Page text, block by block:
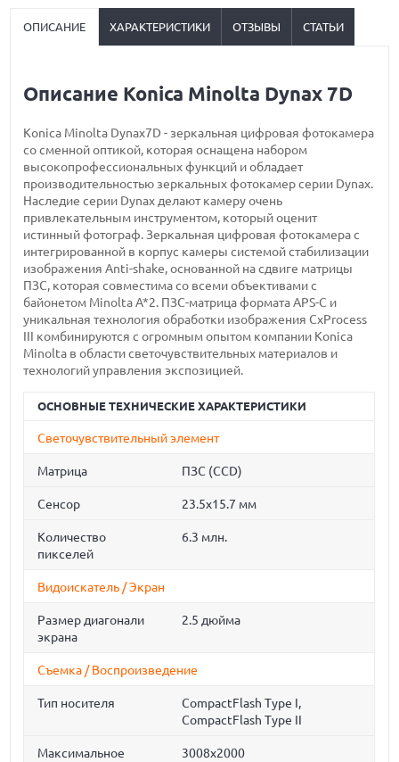
ОПИСАНИЕ ХАРАКТЕРИСТИКИ ОТЗЫВЫ СТАТЬИ
Описание Konica Minolta Dynax 7D
Konica Minolta Dynax7D - зеркальная цифровая фотокамера
со сменной оптикой, которая оснащена набором
высокопрофессиональных функций и обладает
производительностью зеркальных фотокамер серии Dynax.
Наследие серии Dynax делают камеру очень
привлекательным инструментом, который оценит
истинный фотограф. Зеркальная цифровая фотокамера с
интегрированной в корпус камеры системой стабилизации
изображения Anti-shake, основанной на сдвиге матрицы
ПЗС, которая совместима со всеми объективами с
байонетом Minolta A*2. ПЗС-матрица формата APS-C и
уникальная технология обработки изображения CxProcess
III комбинируются с огромным опытом компании Konica
Minolta в области светочувствительных материалов и
технологий управления экспозицией.
ОСНОВНЫЕ ТЕХНИЧЕСКИЕ ХАРАКТЕРИСТИКИ
Светочувствительный элемент
Матрица ПЗС (CCD)
Сенсор 23.5x15.7 мм
Количество
пикселей
6.3 млн.
Видоискатель / Экран
Размер диагонали
экрана
2.5 дюйма
Съемка / Воспроизведение
Тип носителя
CompactFlash Type I,
CompactFlash Type II
Максимальное
3008x2000